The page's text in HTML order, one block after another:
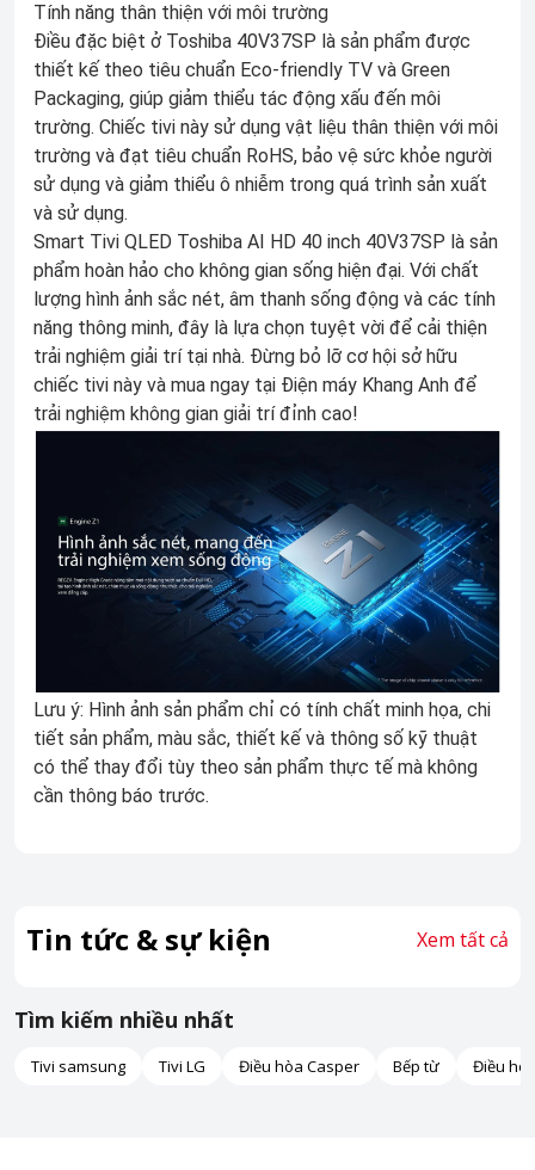
Tính năng thân thiện với môi trường
Điều đặc biệt ở Toshiba 40V37SP là sản phẩm được
thiết kế theo tiêu chuẩn Eco-friendly TV và Green
Packaging, giúp giảm thiểu tác động xấu đến môi
trường. Chiếc tivi này sử dụng vật liệu thân thiện với môi
trường và đạt tiêu chuẩn RoHS, bảo vệ sức khỏe người
sử dụng và giảm thiểu ô nhiễm trong quá trình sản xuất
và sử dụng.
Smart Tivi QLED Toshiba AI HD 40 inch 40V37SP là sản
phẩm hoàn hảo cho không gian sống hiện đại. Với chất
lượng hình ảnh sắc nét, âm thanh sống động và các tính
năng thông minh, đây là lựa chọn tuyệt vời để cải thiện
trải nghiệm giải trí tại nhà. Đừng bỏ lỡ cơ hội sở hữu
chiếc tivi này và mua ngay tại Điện máy Khang Anh để
trải nghiệm không gian giải trí đỉnh cao!
Lưu ý: Hình ảnh sản phẩm chỉ có tính chất minh họa, chi
tiết sản phẩm, màu sắc, thiết kế và thông số kỹ thuật
có thể thay đổi tùy theo sản phẩm thực tế mà không
cần thông báo trước.
Tin tức & sự kiện Xem tất cả
Tìm kiếm nhiều nhất
Tivi samsung Tivi LG Điều hòa Casper Bếp từ Điều